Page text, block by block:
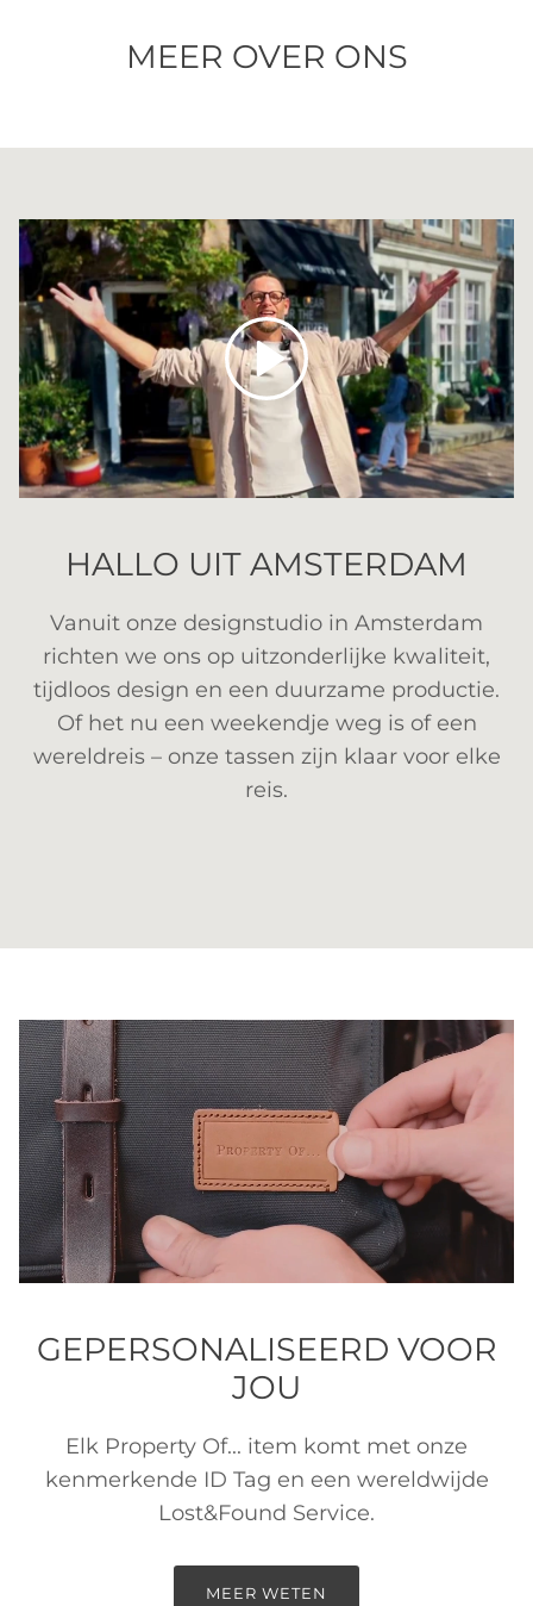
MEER OVER ONS
Spelen
HALLO UIT AMSTERDAM
Vanuit onze designstudio in Amsterdam
richten we ons op uitzonderlijke kwaliteit,
tijdloos design en een duurzame productie.
Of het nu een weekendje weg is of een
wereldreis – onze tassen zijn klaar voor elke
reis.
GEPERSONALISEERD VOOR
JOU
Elk Property Of... item komt met onze
kenmerkende ID Tag en een wereldwijde
Lost&Found Service.
MEER WETEN